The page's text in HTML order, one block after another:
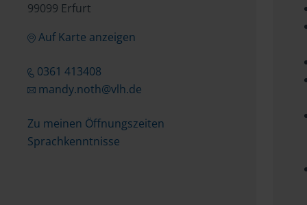
99099 Erfurt
Auf Karte anzeigen
0361 413408
mandy.noth@vlh.de
Zu meinen Öffnungszeiten
Sprachkenntnisse